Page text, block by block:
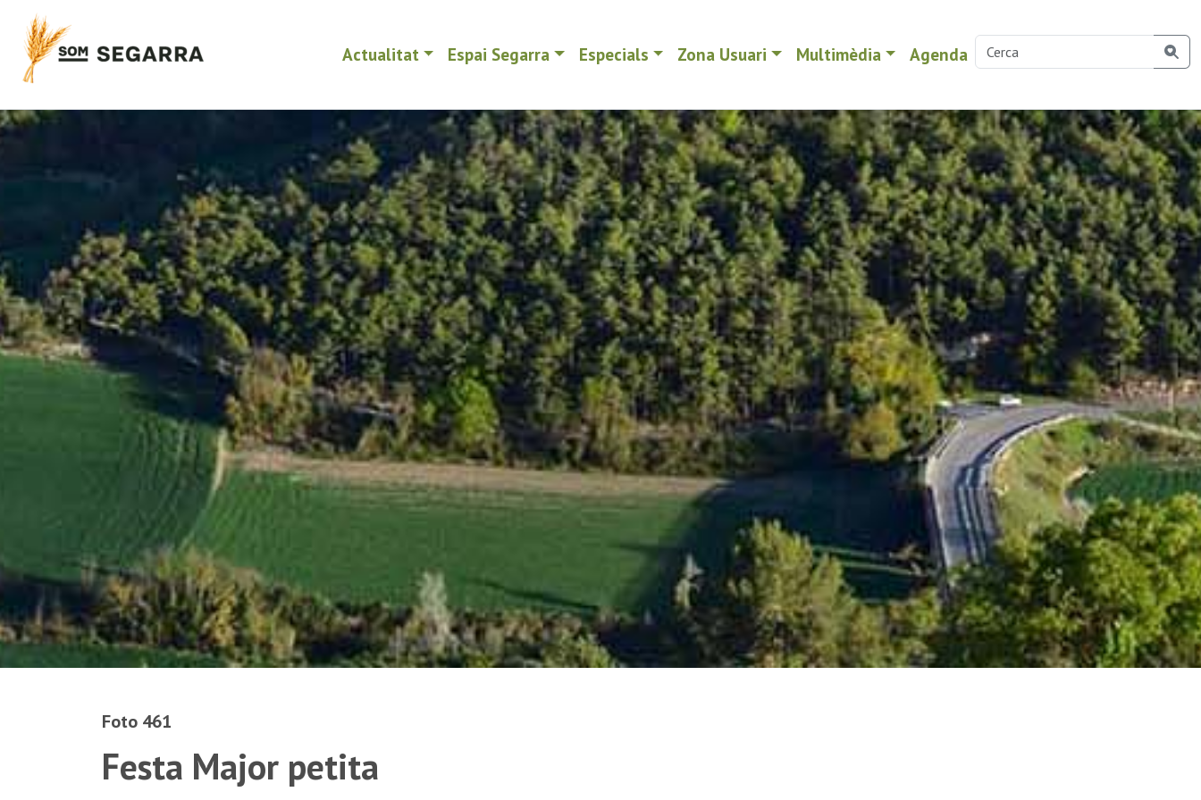
Actualitat Espai Segarra Especials Zona Usuari Multimèdia Agenda
Foto 461
Festa Major petita